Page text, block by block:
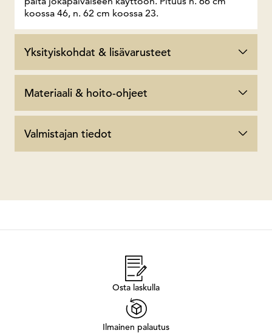
koossa 46, n. 62 cm koossa 23.
Yksityiskohdat & lisävarusteet
Materiaali & hoito-ohjeet
Valmistajan tiedot
Osta laskulla
Ilmainen palautus